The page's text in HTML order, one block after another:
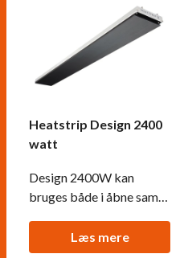
Heatstrip Design 2400
watt
Design 2400W kan
bruges både i åbne samt
opvarme 4-6 kvm. Denne
terrassevarmer kan
Læs mere